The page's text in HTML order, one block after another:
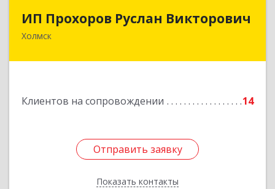
ИП Прохоров Руслан Викторович
Холмск
Клиентов на сопровождении 14
Отправить заявку
Показать контакты
694620, Сахалинская обл, Холмский р-н, Холмск
Отправить заявку
Назад